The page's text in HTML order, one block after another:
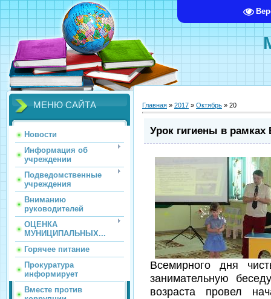
МЕНЮ САЙТА
Новости
Информация об
учреждении
Подведомственные
учреждения
Вниманию
руководителей
ОЦЕНКА
МУНИЦИПАЛЬНЫХ...
Горячее питание
Прокуратура
информирует
Вместе против
Главная » 2017 » Октябрь » 20
Урок гигиены в
Всемирного дня
занимательную
возраста провел